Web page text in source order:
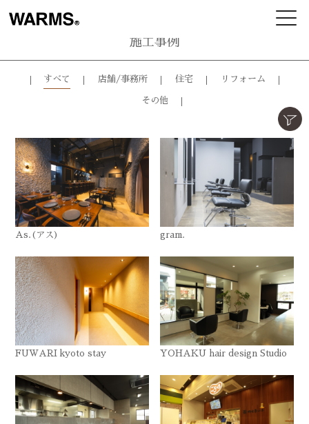
施工事例
すべて 店舗/事務所 住宅 リフォーム
その他
As.(アス) gram.
FUWARI kyoto stay YOHAKU hair design Studio